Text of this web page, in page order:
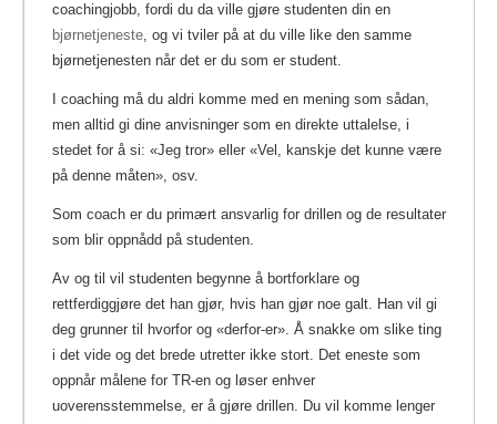
coachingjobb, fordi du da ville gjøre studenten din en
bjørnetjeneste, og vi tviler på at du ville like den samme
bjørnetjenesten når det er du som er student.
I coaching må du aldri komme med en mening som sådan,
men alltid gi dine anvisninger som en direkte uttalelse, i
stedet for å si: «Jeg tror» eller «Vel, kanskje det kunne være
på denne måten», osv.
Som coach er du primært ansvarlig for drillen og de resultater
som blir oppnådd på studenten.
Av og til vil studenten begynne å bortforklare og
rettferdiggjøre det han gjør, hvis han gjør noe galt. Han vil gi
deg grunner til hvorfor og «derfor-er». Å snakke om slike ting
i det vide og det brede utretter ikke stort. Det eneste som
oppnår målene for TR-en og løser enhver
uoverensstemmelse, er å gjøre drillen. Du vil komme lenger